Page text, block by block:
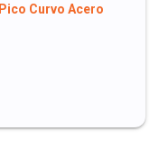
Curvo Acero